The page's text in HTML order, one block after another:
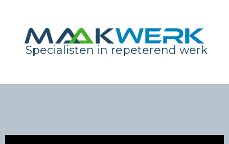
Specialisten in repeterend werk